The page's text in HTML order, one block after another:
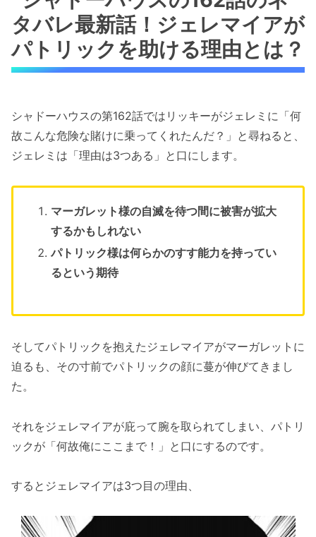
タバレ最新話！ジェレマイアが
パトリックを助ける理由とは？
シャドーハウスの第162話ではリッキーがジェレミに「何
故こんな危険な賭けに乗ってくれたんだ？」と尋ねると、
ジェレミは「理由は3つある」と口にします。
マーガレット様の自滅を待つ間に被害が拡大
するかもしれない
パトリック様は何らかのすす能力を持ってい
るという期待
そしてパトリックを抱えたジェレマイアがマーガレットに
迫るも、その寸前でパトリックの顔に蔓が伸びてきまし
た。
それをジェレマイアが庇って腕を取られてしまい、パトリ
ックが「何故俺にここまで！」と口にするのです。
するとジェレマイアは3つ目の理由、